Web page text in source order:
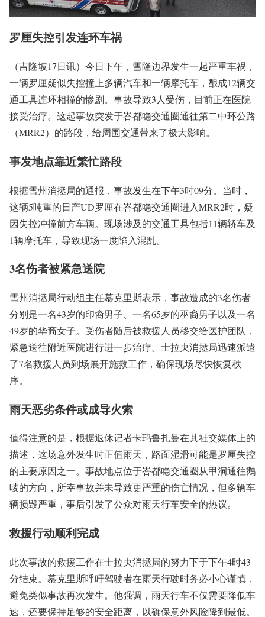
罗厘失控引发连环车祸
（吉隆坡17日讯）今日下午，雪隆边界发生一起严重车祸，
一辆罗厘疑似失控撞上多辆汽车和一辆摩托车，酿成12辆交
通工具连环相撞的惨剧。事故导致3人受伤，目前正在医院
接受治疗。这起事故突发于峇都喼交通圈通往第二中环公路
（MRR2）的路段，给周围交通带来了极大影响。
事发地点靠近繁忙路段
根据雪州消拯局的通报，事故发生在下午3时09分。当时，
这辆5吨重的日产UD罗厘在峇都喼交通圈进入MRR2时，疑
因失控冲撞前方车辆。现场涉及的交通工具包括11辆轿车及
1辆摩托车，导致现场一度陷入混乱。
3名伤者被紧急送院
雪州消拯局行动组主任慕克里斯表示，事故造成的3名伤者
分别是一名43岁的印裔男子、一名65岁的巫裔男子以及一名
49岁的华裔女子。受伤者随后被救援人员移交给医护团队，
紧急送往附近医院进行进一步治疗。士拉央消拯局迅速派遣
了7名救援人员到场展开施救工作，确保现场尽快恢复秩
序。
雨天恶劣条件或成导火索
值得注意的是，根据退休记者卡玛鲁扎曼在其社交媒体上的
描述，这场意外发生时正值雨天，路面湿滑可能是罗厘失控
的主要原因之一。事故地点位于峇都喼交通圈从甲洞通往鹅
唛的方向，所幸事故并未导致更严重的伤亡情况，但多辆车
辆损毁严重，事后引发了公众对雨天行车安全的热议。
救援行动顺利完成
此次事故的救援工作在士拉央消拯局的努力下于下午4时43
分结束。慕克里斯呼吁驾驶者在雨天行驶时务必小心谨慎，
避免类似事故再次发生。他强调，雨天行车不仅需要降低车
速，还要保持足够的安全距离，以确保意外风险降到最低。